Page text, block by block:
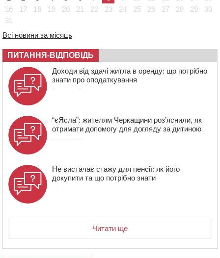
Черкасах просять покращити умови в дитсадку
08:22
сплатили на Черкащині
06 СЕРПНЯ 2026, ЧЕТВЕР
21:13
Вісім медалей, з яких чотири золоті: черкаські
спортсмени тріумфували на чемпіонаті України
16
17 18 19 20 21 22 23 24 25 26 27 28 29
30
31
Всі новини за місяць
ПИТАННЯ-ВІДПОВІДЬ
Доходи від здачі житла в оренду: що потрібно
знати про оподаткування
“єЯсла”: жителям Черкащини роз’яснили, як
отримати допомогу для догляду за дитиною
Не вистачає стажу для пенсії: як його
докупити та що потрібно знати
Читати ще